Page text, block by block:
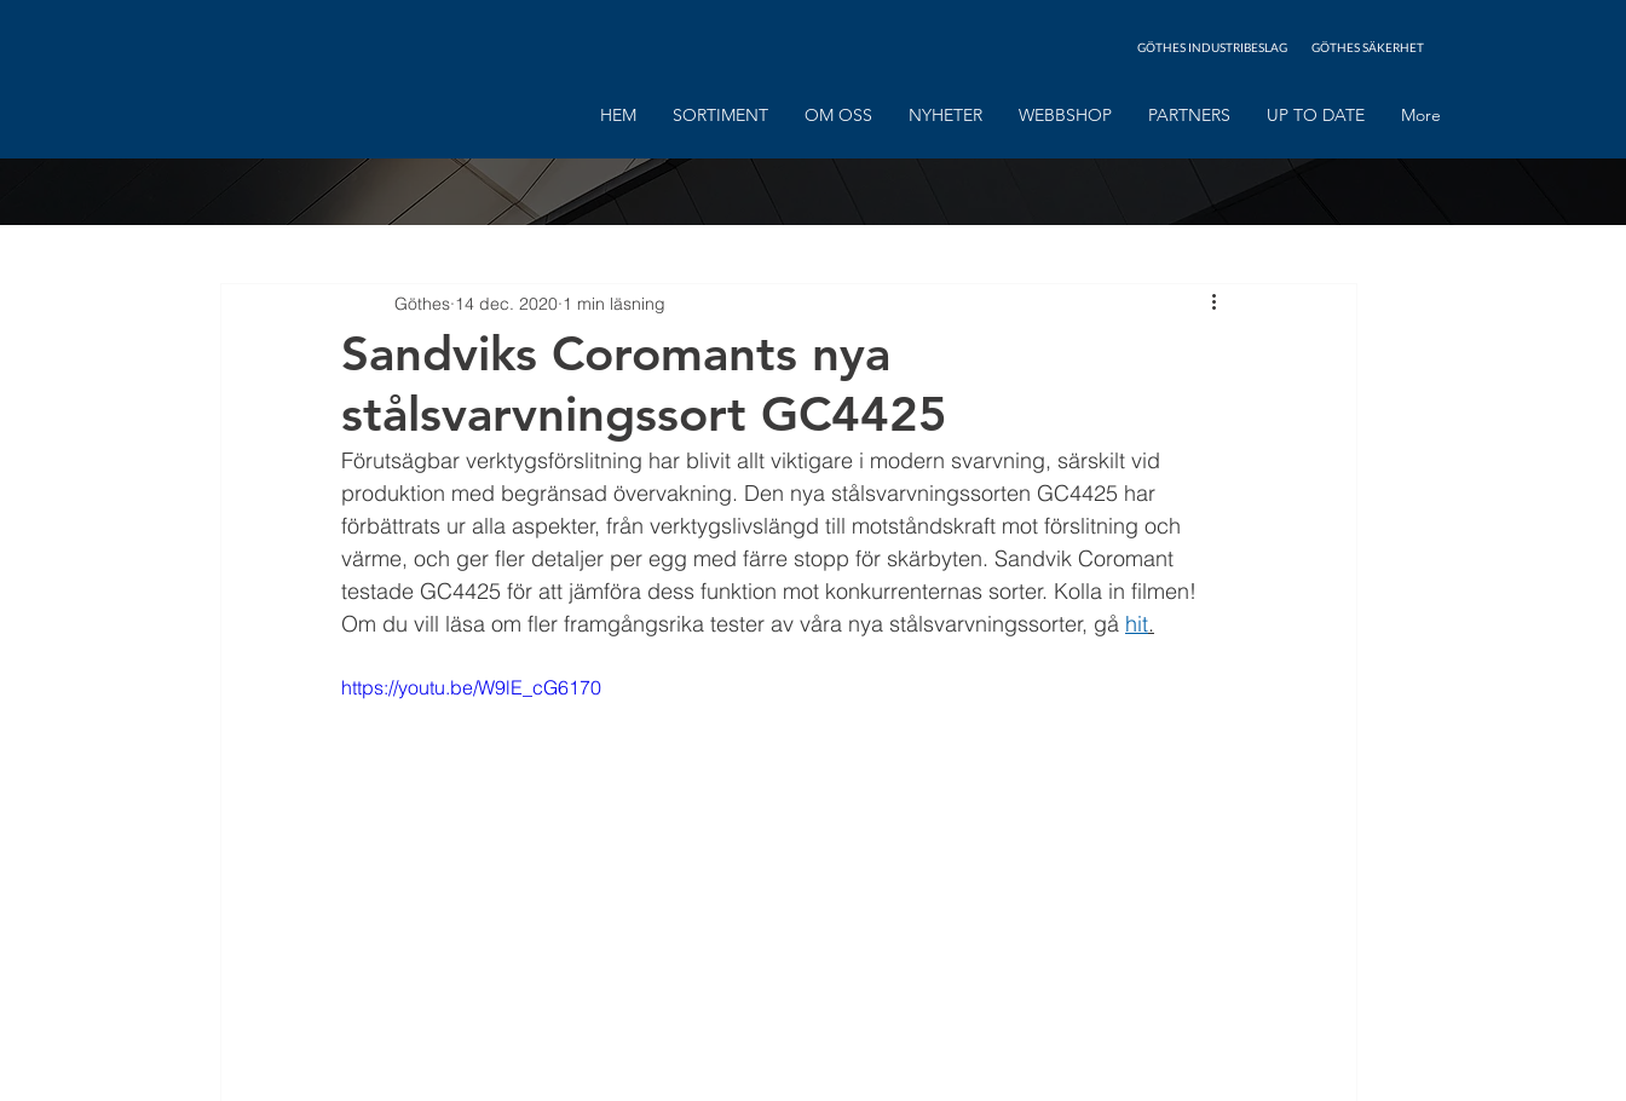
GÖTHES INDUSTRIBESLAG GÖTHES SÄKERHET
HEM SORTIMENT OM OSS NYHETER WEBBSHOP PARTNERS UP TO DATE More
Alla inlägg
Sandviks Coromants nya
stålsvarvningssort GC4425
Göthes 14 dec. 2020 1 min läsning
Förutsägbar verktygsförslitning har blivit allt viktigare i modern svarvning, särskilt vid
produktion med begränsad övervakning. Den nya stålsvarvningssorten GC4425 har
förbättrats ur alla aspekter, från verktygslivslängd till motståndskraft mot förslitning och
värme, och ger fler detaljer per egg med färre stopp för skärbyten. Sandvik Coromant
testade GC4425 för att jämföra dess funktion mot konkurrenternas sorter. Kolla in filmen!
Om du vill läsa om fler framgångsrika tester av våra nya stålsvarvningssorter, gå hit.
https://youtu.be/W9lE_cG6170